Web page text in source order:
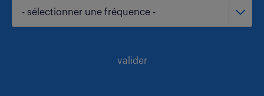
- sélectionner une fréquence -
valider